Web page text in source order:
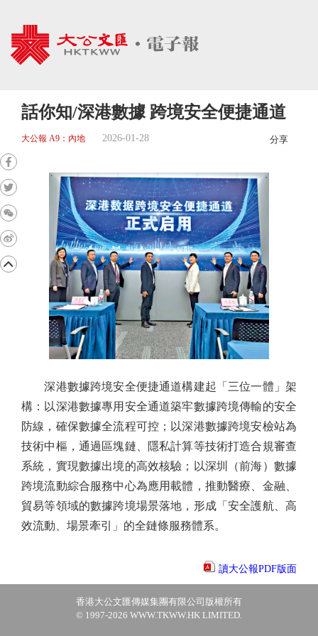
話你知/深港數據 跨境安全便捷通道
大公報 A9：內地 2026-01-28 分享
深港數據跨境安全便捷通道構建起「三位一體」架
構：以深港數據專用安全通道築牢數據跨境傳輸的安全
防線，確保數據全流程可控；以深港數據跨境安檢站為
技術中樞，通過區塊鏈、隱私計算等技術打造合規審查
系統，實現數據出境的高效核驗；以深圳（前海）數據
跨境流動綜合服務中心為應用載體，推動醫療、金融、
貿易等領域的數據跨境場景落地，形成「安全護航、高
效流動、場景牽引」的全鏈條服務體系。
讀大公報PDF版面
香港大公文匯傳媒集團有限公司版權所有
© 1997-2026 WWW.TKWW.HK LIMITED.